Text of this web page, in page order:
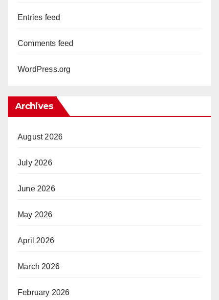
Entries feed
Comments feed
WordPress.org
Archives
August 2026
July 2026
June 2026
May 2026
April 2026
March 2026
February 2026